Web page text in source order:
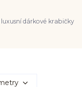
dárkové krabičky